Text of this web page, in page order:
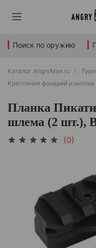
Поиск по оружию
Каталог AngryMan.ru
Крепления фонарей и кнопки
Планка
шлема (2 шт.),
(0)